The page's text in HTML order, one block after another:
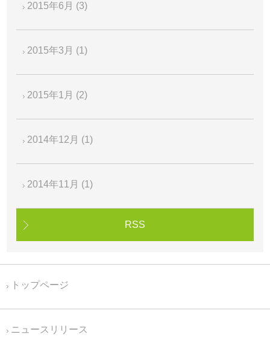
2015年6月 (3)
2015年3月 (1)
2015年1月 (2)
2014年12月 (1)
2014年11月 (1)
RSS
トップページ
ニュースリリース